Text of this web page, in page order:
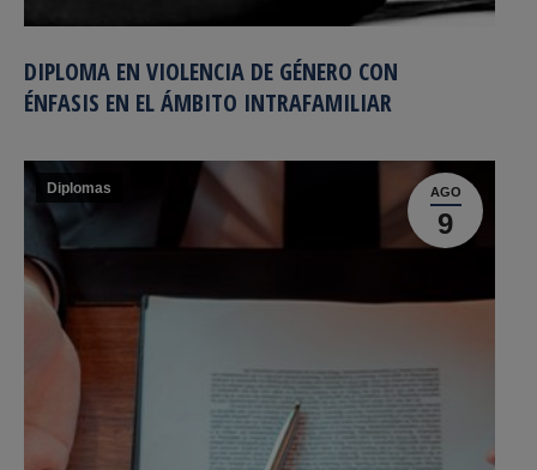
DIPLOMA EN VIOLENCIA DE GÉNERO CON
ÉNFASIS EN EL ÁMBITO INTRAFAMILIAR
AGO
9
Diplomas